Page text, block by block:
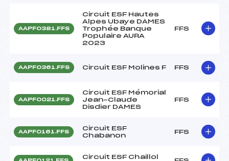
AAPF0381.FFS
Circuit ESF Hautes
Alpes Ubaye DAMES
Trophée Banque
Populaire AURA
2023
FFS
AAPF0361.FFS Circuit ESF Molines F FFS
AAPF0021.FFS
Circuit ESF Mémorial
Jean-Claude
Disdier DAMES
FFS
AAPF0161.FFS
Circuit ESF
Chabanon
FFS
Circuit ESF Chaillol